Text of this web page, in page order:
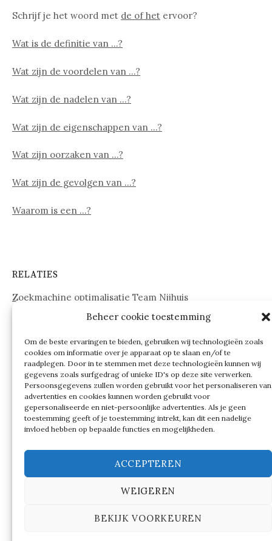
Beheer cookie toestemming
Om de beste ervaringen te bieden, gebruiken wij technologieën zoals
cookies om informatie over je apparaat op te slaan en/of te
raadplegen. Door in te stemmen met deze technologieën kunnen wij
gegevens zoals surfgedrag of unieke ID's op deze site verwerken.
Persoonsgegevens zullen worden gebruikt voor het personaliseren van
advertenties en cookies kunnen worden gebruikt voor
gepersonaliseerde en niet-persoonlijke advertenties. Als je geen
toestemming geeft of je toestemming intrekt, kan dit een nadelige
invloed hebben op bepaalde functies en mogelijkheden.
ACCEPTEREN
WEIGEREN
BEKIJK VOORKEUREN
Schrijf je het woord met de of het ervoor?
Wat is de definitie van …?
Wat zijn de voordelen van …?
Wat zijn de nadelen van …?
Wat zijn de eigenschappen van …?
Wat zijn oorzaken van …?
Wat zijn de gevolgen van …?
Waarom is een …?
RELATIES
Zoekmachine optimalisatie Team Nijhuis
Ondersteund doorWordPress |Thema:Graphy